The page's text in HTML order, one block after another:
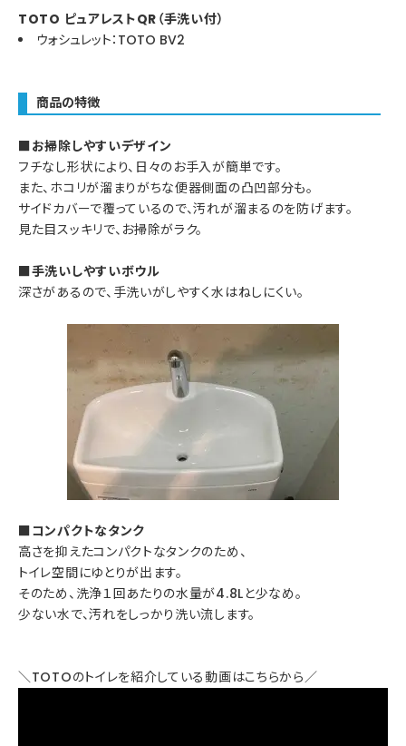
TOTO ピュアレストQR（手洗い付）
ウォシュレット：TOTO BV2
商品の特徴
■お掃除しやすいデザイン
フチなし形状により、日々のお手入が簡単です。
また、ホコリが溜まりがちな便器側面の凸凹部分も。
サイドカバーで覆っているので、汚れが溜まるのを防げます。
見た目スッキリで、お掃除がラク。
■手洗いしやすいボウル
深さがあるので、手洗いがしやすく水はねしにくい。
■コンパクトなタンク
高さを抑えたコンパクトなタンクのため、
トイレ空間にゆとりが出ます。
そのため、洗浄１回あたりの水量が4.8Lと少なめ。
少ない水で、汚れをしっかり洗い流します。
＼TOTOのトイレを紹介している動画はこちらから／